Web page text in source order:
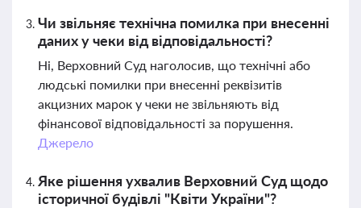
Чи звільняє технічна помилка при внесенні
даних у чеки від відповідальності?
Ні, Верховний Суд наголосив, що технічні або
людські помилки при внесенні реквізитів
акцизних марок у чеки не звільняють від
фінансової відповідальності за порушення.
Джерело
Яке рішення ухвалив Верховний Суд щодо
історичної будівлі "Квіти України"?